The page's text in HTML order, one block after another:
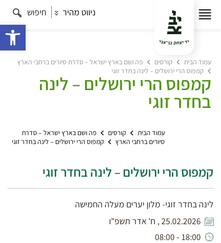
ניווט מהיר חיפוש
עמוד הבית קורסים
פה ושם בארץ ישראל – סדרת סיורים ברחבי הארץ
קמפוס הרי ירושלים – לינה בחדר זוגי
קמפוס הרי ירושלים – לינה
בחדר זוגי
עמוד הבית קורסים
פה ושם בארץ ישראל – סדרת
סיורים ברחבי הארץ
קמפוס הרי ירושלים – לינה בחדר זוגי
קמפוס הרי ירושלים – לינה בחדר זוגי
לינה בחדר זוגי- מלון יערים מעלה החמישה
25.02.2026 , ח' אדר תשפ"ו
18:00 - 08:00